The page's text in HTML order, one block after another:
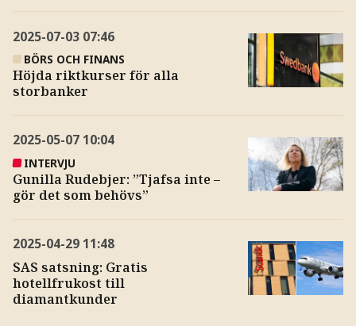
2025-07-03 07:46
BÖRS OCH FINANS
Höjda riktkurser för alla
storbanker
2025-05-07 10:04
INTERVJU
Gunilla Rudebjer: ”Tjafsa inte –
gör det som behövs”
2025-04-29 11:48
SAS satsning: Gratis
hotellfrukost till
diamantkunder